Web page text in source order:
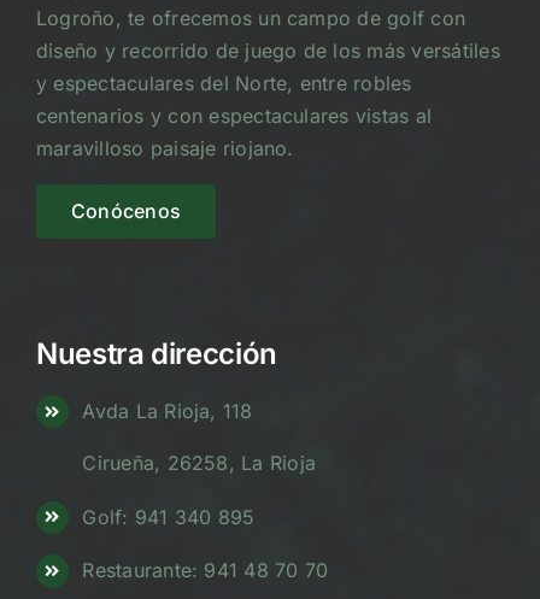
Logroño, te ofrecemos un campo de golf con
diseño y recorrido de juego de los más versátiles
y espectaculares del Norte, entre robles
centenarios y con espectaculares vistas al
maravilloso paisaje riojano.
Conócenos
Nuestra dirección
Avda La Rioja, 118
Cirueña, 26258, La Rioja
Golf: 941 340 895
Restaurante: 941 48 70 70